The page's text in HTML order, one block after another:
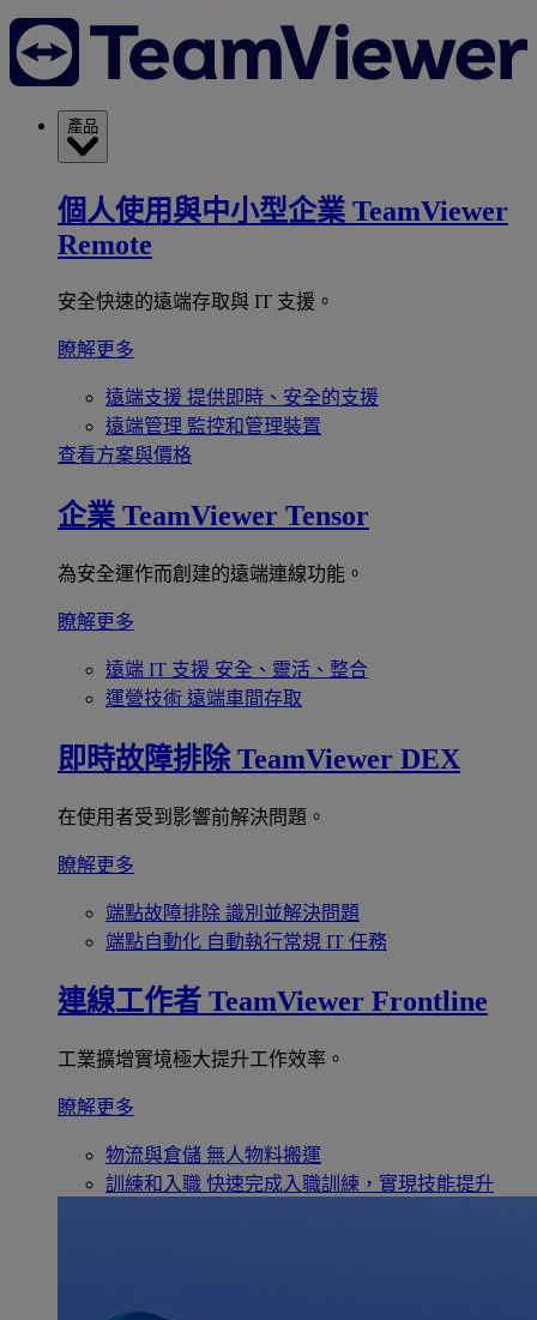
產品
個人使用與中小型企業 TeamViewer
Remote
安全快速的遠端存取與 IT 支援。
瞭解更多
遠端支援 提供即時、安全的支援
遠端管理 監控和管理裝置
查看方案與價格
企業 TeamViewer Tensor
為安全運作而創建的遠端連線功能。
瞭解更多
遠端 IT 支援 安全、靈活、整合
運營技術 遠端車間存取
即時故障排除 TeamViewer DEX
在使用者受到影響前解決問題。
瞭解更多
端點故障排除 識別並解決問題
端點自動化 自動執行常規 IT 任務
連線工作者 TeamViewer Frontline
工業擴增實境極大提升工作效率。
瞭解更多
物流與倉儲 無人物料搬運
訓練和入職 快速完成入職訓練，實現技能提升